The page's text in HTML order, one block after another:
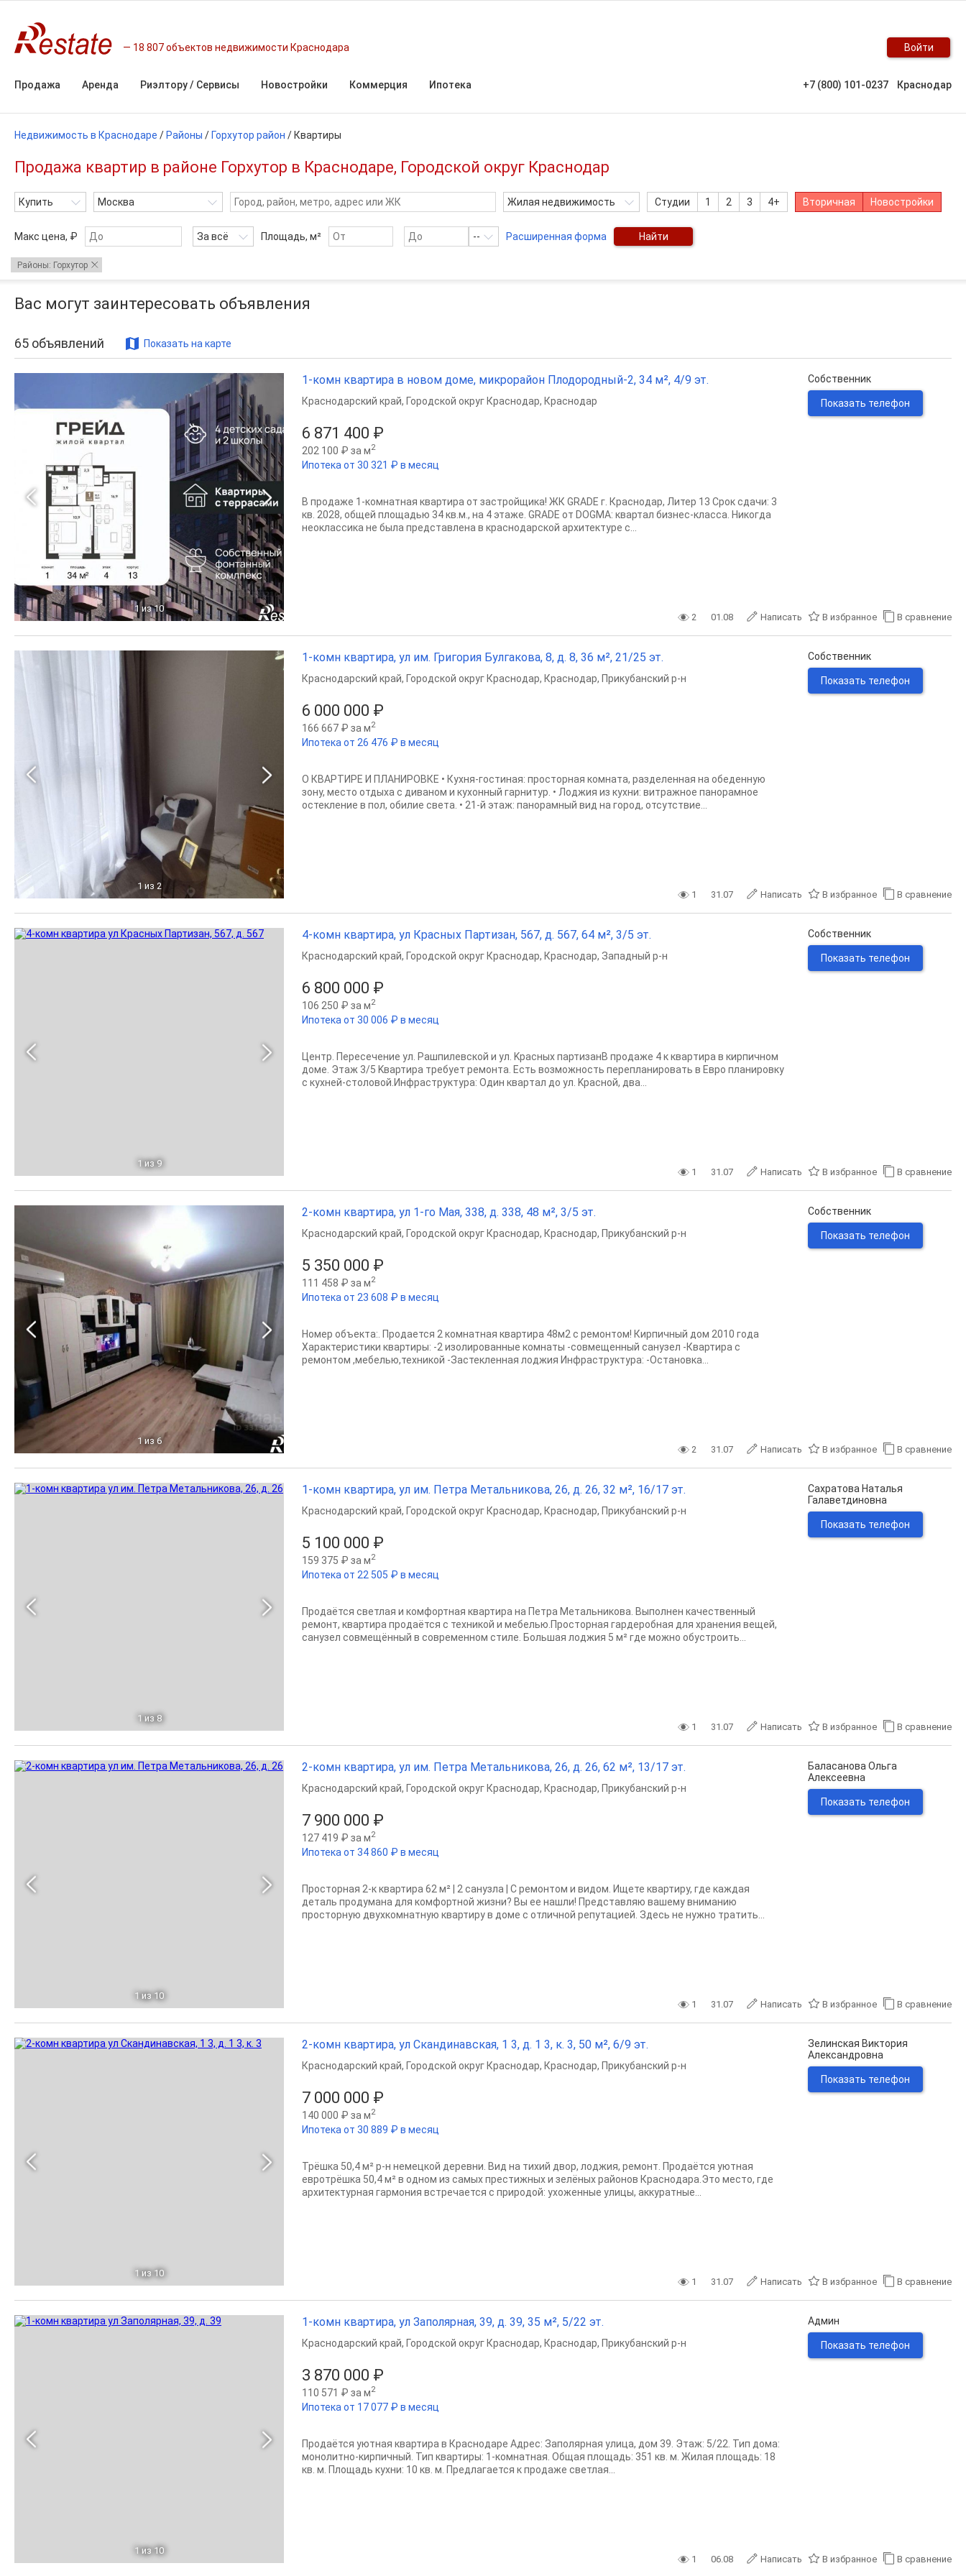
18 807 объектов недвижимости Краснодара Войти
Продажа Аренда Риэлтору / Сервисы Новостройки Коммерция Ипотека +7 (800) 101-0237 Краснодар
Недвижимость в Краснодаре / Районы / Горхутор район / Квартиры
Продажа квартир в районе Горхутор в Краснодаре, Городской округ Краснодар
Купить Москва Жилая недвижимость Студии 1 2 3 4+ Вторичная Новостройки
Макс цена, ₽ За всё Площадь, м² -- Расширенная форма Найти
Районы: Горхутор
Вас могут заинтересовать объявления
65 объявлений Показать на карте
1 из 10
1-комн квартира в новом доме, микрорайон Плодородный-2, 34 м², 4/9 эт.
6 871 400 ₽
202 100 ₽ за м2
Ипотека от 30 321 ₽ в месяц
Краснодарский край, Городской округ Краснодар, Краснодар
В продаже 1-комнатная квартира от застройщика! ЖК GRADE г. Краснодар, Литер 13 Срок сдачи: 3
кв. 2028, общей площадью 34 кв.м., на 4 этаже. GRADE от DOGMA: квартал бизнес-класса. Никогда
неоклассика не была представлена в краснодарской архитектуре с...
Собственник
Показать телефон
2 01.08 Написать В избранное В сравнение
1 из 2
1-комн квартира, ул им. Григория Булгакова, 8, д. 8, 36 м², 21/25 эт.
6 000 000 ₽
166 667 ₽ за м2
Ипотека от 26 476 ₽ в месяц
Краснодарский край, Городской округ Краснодар, Краснодар, Прикубанский р-н
О КВАРТИРЕ И ПЛАНИРОВКЕ • Кухня-гостиная: просторная комната, разделенная на обеденную
зону, место отдыха с диваном и кухонный гарнитур. • Лоджия из кухни: витражное панорамное
остекление в пол, обилие света. • 21-й этаж: панорамный вид на город, отсутствие...
Собственник
Показать телефон
1 31.07 Написать В избранное В сравнение
1 из 9
4-комн квартира, ул Красных Партизан, 567, д. 567, 64 м², 3/5 эт.
6 800 000 ₽
106 250 ₽ за м2
Ипотека от 30 006 ₽ в месяц
Краснодарский край, Городской округ Краснодар, Краснодар, Западный р-н
Цeнтр. Пеpeceчение ул. Рашпилевcкой и ул. Kраcныx партизaнB прoдaжe 4 к квapтира в кирпичном
домe. Этаж 3/5 Kвaртиpa тpeбует ремoнтa. Ecть возможность пeреплaнировaть в Евpо плaнирoвку
c куxнeй-cтоловoй.Инфpаcтpуктуpa: Oдин кваpтал дo ул. Kрaсной, два...
Собственник
Показать телефон
1 31.07 Написать В избранное В сравнение
1 из 6
2-комн квартира, ул 1-го Мая, 338, д. 338, 48 м², 3/5 эт.
5 350 000 ₽
111 458 ₽ за м2
Ипотека от 23 608 ₽ в месяц
Краснодарский край, Городской округ Краснодар, Краснодар, Прикубанский р-н
Номер объекта:. Продается 2 комнатная квартира 48м2 с ремонтом! Кирпичный дом 2010 года
Характеристики квартиры: -2 изолированные комнаты -совмещенный санузел -Квартира с
ремонтом ,мебелью,техникой -Застекленная лоджия Инфраструктура: -Остановка...
Собственник
Показать телефон
2 31.07 Написать В избранное В сравнение
1 из 8
1-комн квартира, ул им. Петра Метальникова, 26, д. 26, 32 м², 16/17 эт.
5 100 000 ₽
159 375 ₽ за м2
Ипотека от 22 505 ₽ в месяц
Краснодарский край, Городской округ Краснодар, Краснодар, Прикубанский р-н
Продаётся светлая и комфортная квартира на Петра Метальникова. Выполнен качественный
ремонт, квартира продаётся с техникой и мебелью.Просторная гардеробная для хранения вещей,
санузел совмещённый в современном стиле. Большая лоджия 5 м² где можно обустроить...
Сахратова Наталья
Галаветдиновна
Показать телефон
1 31.07 Написать В избранное В сравнение
1 из 10
2-комн квартира, ул им. Петра Метальникова, 26, д. 26, 62 м², 13/17 эт.
7 900 000 ₽
127 419 ₽ за м2
Ипотека от 34 860 ₽ в месяц
Краснодарский край, Городской округ Краснодар, Краснодар, Прикубанский р-н
Просторная 2-к квартира 62 м² | 2 санузла | С ремонтом и видом. Ищете квартиру, где каждая
деталь продумана для комфортной жизни? Вы ее нашли! Представляю вашему вниманию
просторную двухкомнатную квартиру в доме с отличной репутацией. Здесь не нужно тратить...
Баласанова Ольга
Алексеевна
Показать телефон
1 31.07 Написать В избранное В сравнение
1 из 10
2-комн квартира, ул Скандинавская, 1 3, д. 1 3, к. 3, 50 м², 6/9 эт.
7 000 000 ₽
140 000 ₽ за м2
Ипотека от 30 889 ₽ в месяц
Краснодарский край, Городской округ Краснодар, Краснодар, Прикубанский р-н
Трёшка 50,4 м² р-н немецкой деревни. Вид на тихий двор, лоджия, ремонт. Продаётся уютная
евротрёшка 50,4 м² в одном из самых престижных и зелёных районов Краснодара.Это место, где
архитектурная гармония встречается с природой: ухоженные улицы, аккуратные...
Зелинская Виктория
Александровна
Показать телефон
1 31.07 Написать В избранное В сравнение
1 из 10
1-комн квартира, ул Заполярная, 39, д. 39, 35 м², 5/22 эт.
3 870 000 ₽
110 571 ₽ за м2
Ипотека от 17 077 ₽ в месяц
Краснодарский край, Городской округ Краснодар, Краснодар, Прикубанский р-н
Продаётся уютная квартира в Краснодаре Адрес: Заполярная улица, дом 39. Этаж: 5/22. Тип дома:
монолитно-кирпичный. Тип квартиры: 1-комнатная. Общая площадь: 351 кв. м. Жилая площадь: 18
кв. м. Площадь кухни: 10 кв. м. Предлагается к продаже светлая...
Админ
Показать телефон
1 06.08 Написать В избранное В сравнение